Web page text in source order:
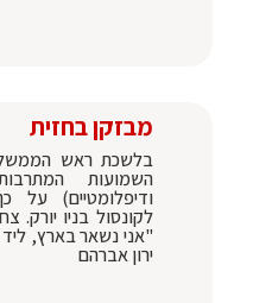
מבזקן בחזית
בלשכת ראש
השמועות
ודיפלומטיים) על
לקונסול בניו יורק.
"אני נשאר בארץ,
ירון אברהם